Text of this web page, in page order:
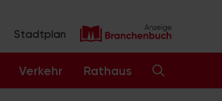
Stadtplan
Verkehr Rathaus